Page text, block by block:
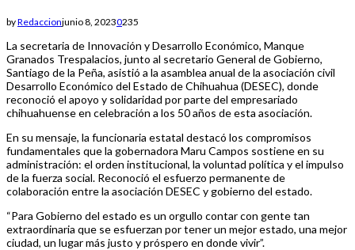
byRedaccionjunio 8, 20230235
La secretaria de Innovación y Desarrollo Económico, Manque
Granados Trespalacios, junto al secretario General de Gobierno,
Santiago de la Peña, asistió a la asamblea anual de la asociación civil
Desarrollo Económico del Estado de Chihuahua (DESEC), donde
reconoció el apoyo y solidaridad por parte del empresariado
chihuahuense en celebración a los 50 años de esta asociación.
En su mensaje, la funcionaria estatal destacó los compromisos
fundamentales que la gobernadora Maru Campos sostiene en su
administración: el orden institucional, la voluntad política y el impulso
de la fuerza social. Reconoció el esfuerzo permanente de
colaboración entre la asociación DESEC y gobierno del estado.
“Para Gobierno del estado es un orgullo contar con gente tan
extraordinaria que se esfuerzan por tener un mejor estado, una mejor
ciudad, un lugar más justo y próspero en donde vivir”.